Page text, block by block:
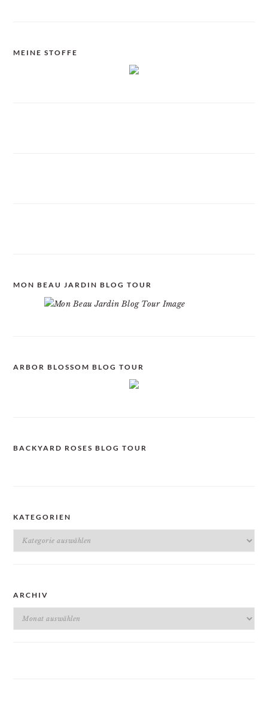
MEINE STOFFE
MON BEAU JARDIN BLOG TOUR
ARBOR BLOSSOM BLOG TOUR
BACKYARD ROSES BLOG TOUR
KATEGORIEN
Kategorien
ARCHIV
Archiv